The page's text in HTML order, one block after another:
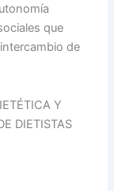
que
de
Y
DIETISTAS